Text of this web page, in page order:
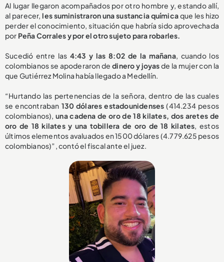
Al lugar llegaron acompañados por otro hombre y, estando allí,
al parecer,les suministraron una sustancia químicaque les hizo
perder el conocimiento, situación que habría sido aprovechada
por Peña Corrales y por el otro sujeto para robarles.
Sucedió entre las 4:43 y las 8:02 de la mañana, cuando los
colombianos se apoderaron dedinero y joyasde la mujer con la
que Gutiérrez Molina había llegado a Medellín.
“Hurtando las pertenencias de la señora, dentro de las cuales
se encontraban 130 dólares estadounidenses (414.234 pesos
colombianos),una cadena de oro de 18 kilates, dos aretes de
oro de 18 kilates y una tobillera de oro de 18 kilates, estos
últimos elementos avaluados en 1500 dólares (4.779.625 pesos
colombianos)”, contó el fiscal ante el juez.